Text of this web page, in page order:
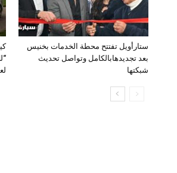
ستارأويل تفتتح محطة الخدمات بخنيس
بعد تجديدهابالكامل وتواصل تحديث
شبكتها